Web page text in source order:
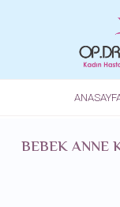
BEBEK ANNE